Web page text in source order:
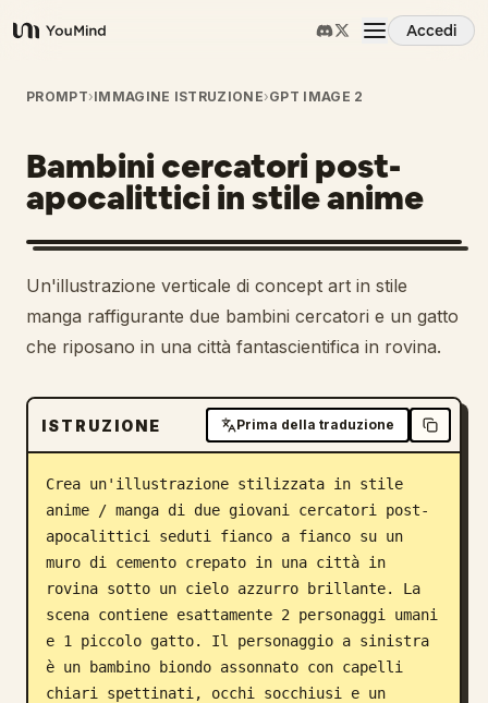
YouMind
Accedi
Panoramica
Casi d'uso
Abilità
Prompt
Scarica
Blog
Aggiornamenti
PROMPT›IMMAGINE ISTRUZIONE›GPT IMAGE 2
Bambini cercatori post-
apocalittici in stile anime
Un'illustrazione verticale di concept art in stile
manga raffigurante due bambini cercatori e un gatto
che riposano in una città fantascientifica in rovina.
ISTRUZIONE Prima della traduzione
Crea un'illustrazione stilizzata in stile
anime / manga di due giovani cercatori post-
apocalittici seduti fianco a fianco su un
muro di cemento crepato in una città in
rovina sotto un cielo azzurro brillante. La
scena contiene esattamente 2 personaggi umani
e 1 piccolo gatto. Il personaggio a sinistra
è un bambino biondo assonnato con capelli
chiari spettinati, occhi socchiusi e un